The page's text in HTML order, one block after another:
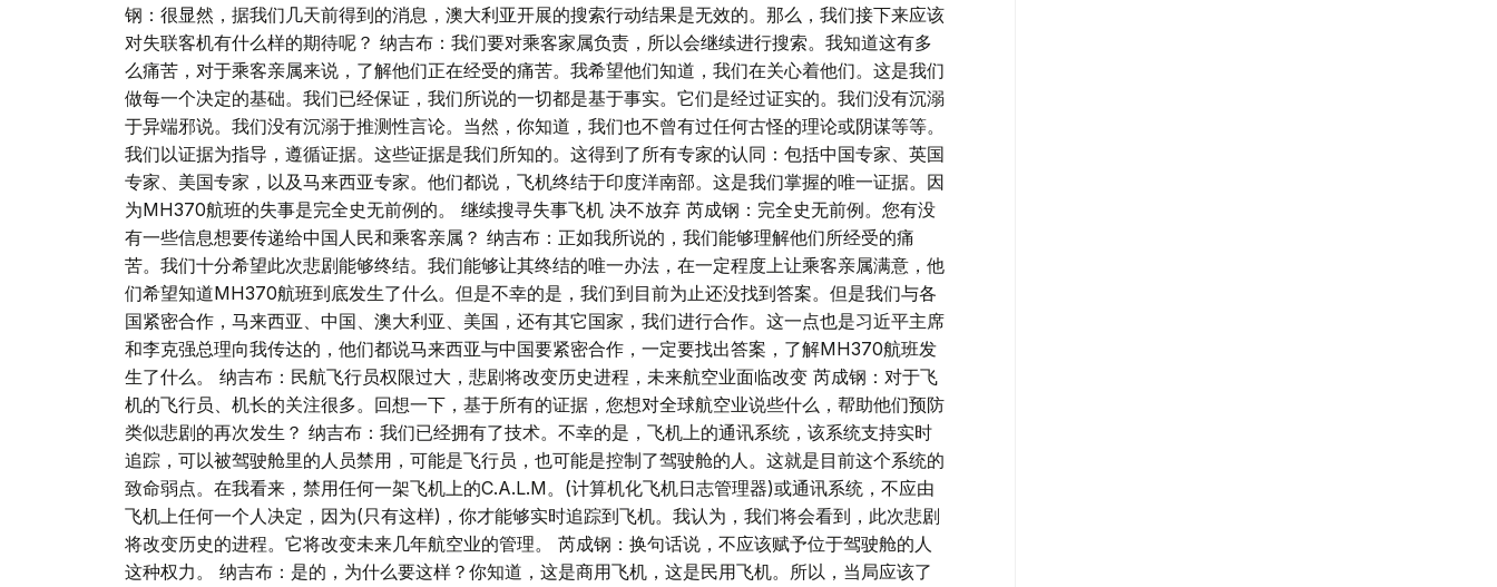
钢：很显然，据我们几天前得到的消息，澳大利亚开展的搜索行动结果是无效的。那么，我们接下来应该
对失联客机有什么样的期待呢？ 纳吉布：我们要对乘客家属负责，所以会继续进行搜索。我知道这有多
么痛苦，对于乘客亲属来说，了解他们正在经受的痛苦。我希望他们知道，我们在关心着他们。这是我们
做每一个决定的基础。我们已经保证，我们所说的一切都是基于事实。它们是经过证实的。我们没有沉溺
于异端邪说。我们没有沉溺于推测性言论。当然，你知道，我们也不曾有过任何古怪的理论或阴谋等等。
我们以证据为指导，遵循证据。这些证据是我们所知的。这得到了所有专家的认同：包括中国专家、英国
专家、美国专家，以及马来西亚专家。他们都说，飞机终结于印度洋南部。这是我们掌握的唯一证据。因
为MH370航班的失事是完全史无前例的。 继续搜寻失事飞机 决不放弃 芮成钢：完全史无前例。您有没
有一些信息想要传递给中国人民和乘客亲属？ 纳吉布：正如我所说的，我们能够理解他们所经受的痛
苦。我们十分希望此次悲剧能够终结。我们能够让其终结的唯一办法，在一定程度上让乘客亲属满意，他
们希望知道MH370航班到底发生了什么。但是不幸的是，我们到目前为止还没找到答案。但是我们与各
国紧密合作，马来西亚、中国、澳大利亚、美国，还有其它国家，我们进行合作。这一点也是习近平主席
和李克强总理向我传达的，他们都说马来西亚与中国要紧密合作，一定要找出答案，了解MH370航班发
生了什么。 纳吉布：民航飞行员权限过大，悲剧将改变历史进程，未来航空业面临改变 芮成钢：对于飞
机的飞行员、机长的关注很多。回想一下，基于所有的证据，您想对全球航空业说些什么，帮助他们预防
类似悲剧的再次发生？ 纳吉布：我们已经拥有了技术。不幸的是，飞机上的通讯系统，该系统支持实时
追踪，可以被驾驶舱里的人员禁用，可能是飞行员，也可能是控制了驾驶舱的人。这就是目前这个系统的
致命弱点。在我看来，禁用任何一架飞机上的C.A.L.M。(计算机化飞机日志管理器)或通讯系统，不应由
飞机上任何一个人决定，因为(只有这样)，你才能够实时追踪到飞机。我认为，我们将会看到，此次悲剧
将改变历史的进程。它将改变未来几年航空业的管理。 芮成钢：换句话说，不应该赋予位于驾驶舱的人
这种权力。 纳吉布：是的，为什么要这样？你知道，这是商用飞机，这是民用飞机。所以，当局应该了